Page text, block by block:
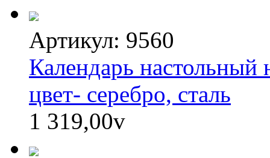
Артикул: 9560
Календарь настольный
цвет- серебро, сталь
1 319,00v